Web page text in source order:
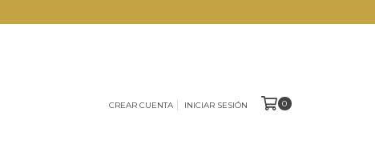
CREAR CUENTA INICIAR SESIÓN 0